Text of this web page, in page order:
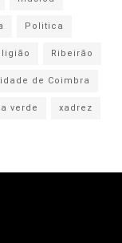
Politica
Ribeirão
de Coimbra
verde xadrez